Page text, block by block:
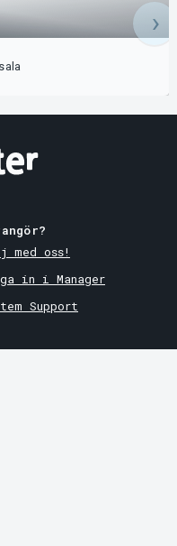
med oss!
in i Manager
Support